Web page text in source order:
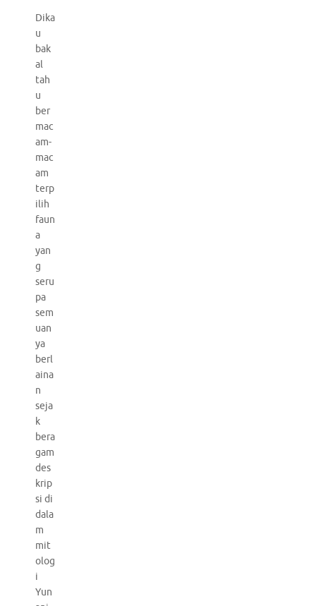
Dika
u
bak
al
tah
u
ber
mac
am-
mac
am
terp
ilih
faun
a
yan
g
seru
pa
sem
uan
ya
berl
aina
n
seja
k
bera
gam
des
krip
si di
dala
m
mit
olog
i
Yun